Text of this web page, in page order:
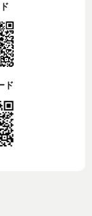
ド